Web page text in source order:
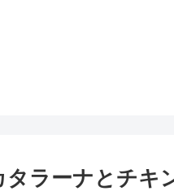
タラーナとチキ